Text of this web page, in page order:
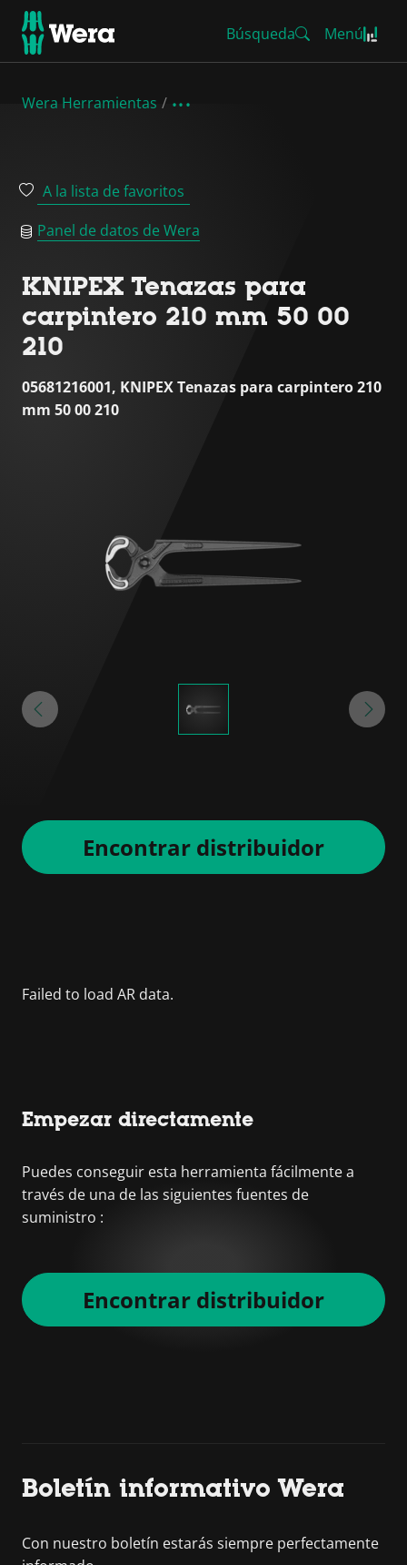
Búsqueda Menú
Wera Herramientas
A la lista de favoritos
Panel de datos de Wera
KNIPEX Tenazas para
carpintero 210 mm 50 00
210
05681216001, KNIPEX Tenazas para carpintero 210
mm 50 00 210
Encontrar distribuidor
Empezar directamente
Puedes conseguir esta herramienta fácilmente a
través de una de las siguientes fuentes de
suministro :
Encontrar distribuidor
Boletín informativo Wera
Con nuestro boletín estarás siempre perfectamente